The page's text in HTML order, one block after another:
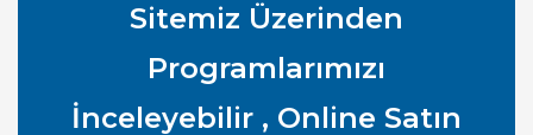
Sitemiz Üzerinden
Programlarımızı
İnceleyebilir , Online Satın